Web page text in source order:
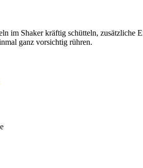
im Shaker kräftig schütteln, zusätzliche
ganz vorsichtig rühren.